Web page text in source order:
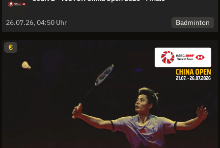
26.07.26, 04:50 Uhr Badminton
€